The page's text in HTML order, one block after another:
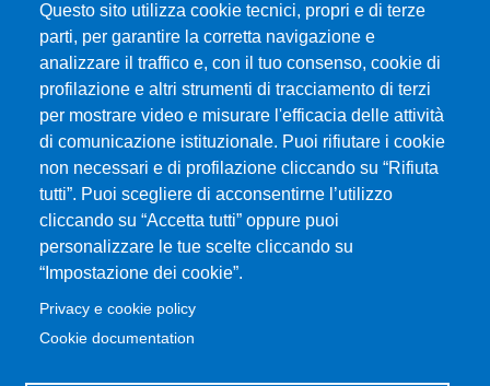
Questo sito utilizza cookie tecnici, propri e di terze
parti, per garantire la corretta navigazione e
analizzare il traffico e, con il tuo consenso, cookie di
profilazione e altri strumenti di tracciamento di terzi
per mostrare video e misurare l'efficacia delle attività
di comunicazione istituzionale. Puoi rifiutare i cookie
non necessari e di profilazione cliccando su “Rifiuta
tutti”. Puoi scegliere di acconsentirne l’utilizzo
cliccando su “Accetta tutti” oppure puoi
personalizzare le tue scelte cliccando su
“Impostazione dei cookie”.
Privacy e cookie policy
Cookie documentation
Gare d'appalto
Albo online
CIAM - Servizi Informatici
Brand Identity
Elenco siti tematici
Servizi per Disabilità e DSA
Sostieni Unime
Performance - trasparenza
Amministrazione trasparente
Note Legali